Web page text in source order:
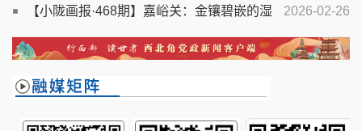
2026-02-26
【小陇画报·468期】嘉峪关：金镶碧嵌的湿
地画卷